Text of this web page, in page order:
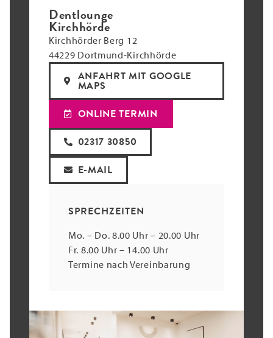
Dentlounge
Kirchhörde
Kirchhörder Berg 12
44229 Dortmund-Kirchhörde
ANFAHRT MIT GOOGLE
MAPS
ONLINE TERMIN
02317 30850
E-MAIL
SPRECHZEITEN
Mo. – Do. 8.00 Uhr – 20.00 Uhr
Fr. 8.00 Uhr – 14.00 Uhr
Termine nach Vereinbarung